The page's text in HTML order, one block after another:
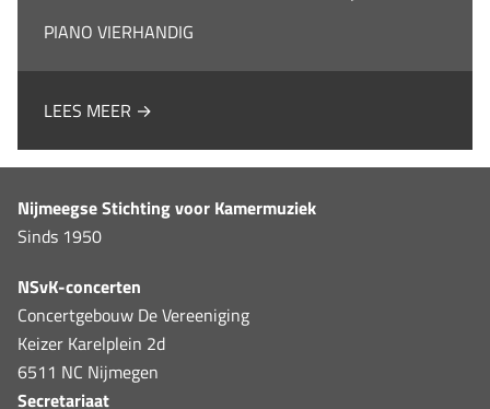
PIANO VIERHANDIG
LEES MEER →
Nijmeegse Stichting voor Kamermuziek
Sinds 1950
NSvK-concerten
Concertgebouw De Vereeniging
Keizer Karelplein 2d
6511 NC Nijmegen
Secretariaat